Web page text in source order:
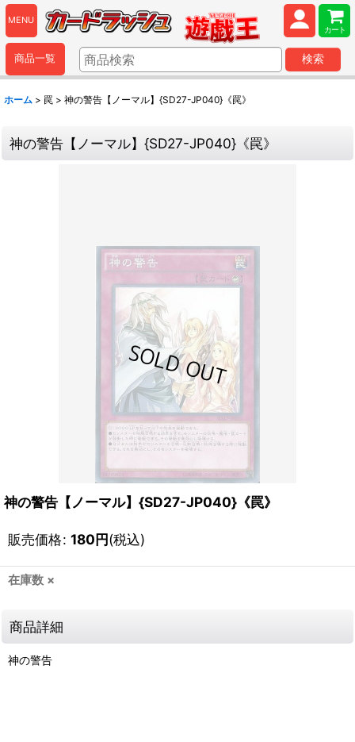
MENU
カート
商品一覧 検索
ホーム > 罠 > 神の警告【ノーマル】{SD27-JP040}《罠》
神の警告【ノーマル】{SD27-JP040}《罠》
神の警告【ノーマル】{SD27-JP040}《罠》
販売価格: 180円(税込)
在庫数 ×
商品詳細
神の警告